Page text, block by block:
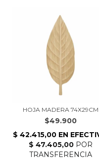
HOJA MADERA 74X29CM
$49.900